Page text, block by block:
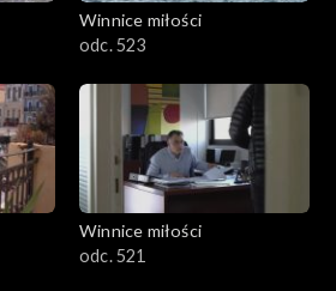
Winnice miłości
odc. 523
Winnice miłości
odc. 521